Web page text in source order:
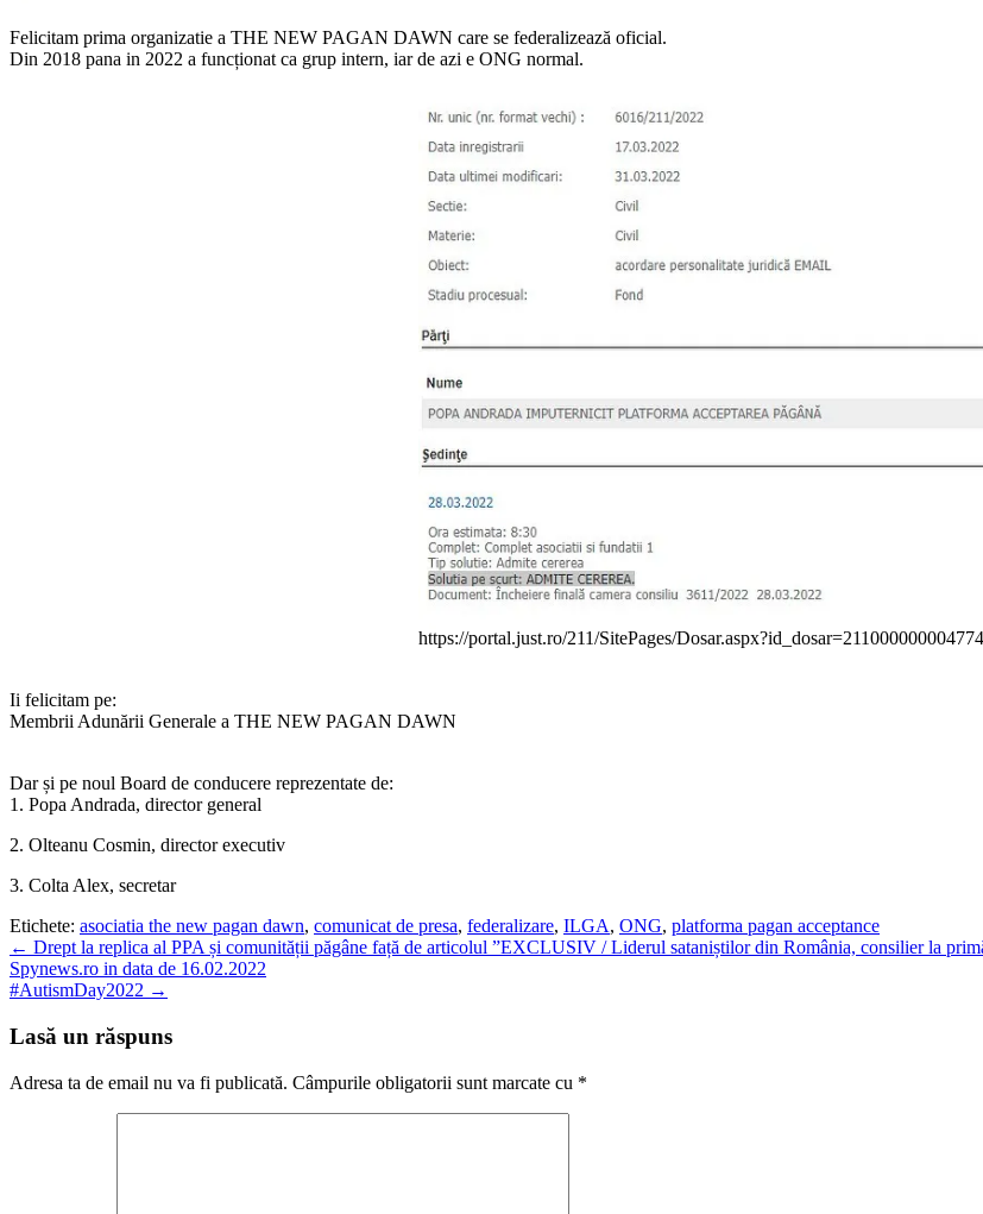
Felicitam prima organizatie a THE NEW PAGAN DAWN care se federalizează oficial.
Din 2018 pana in 2022 a funcționat ca grup intern, iar de azi e ONG normal.
https://portal.just.ro/211/SitePages/
Ii felicitam pe:
Membrii Adunării Generale a THE NEW PAGAN DAWN
Dar și pe noul Board de conducere reprezentate de:
1. Popa Andrada, director general
2. Olteanu Cosmin, director executiv
3. Colta Alex, secretar
Etichete: asociatia the new pagan dawn, comunicat de presa, federalizare, ILGA, ONG, platforma pagan acceptance
Post
navigation
← Drept la replica al PPA și comunității păgâne față de articolul ”EXCLUSIV / Liderul sataniștilor din România, consilier la
Spynews.ro in data de 16.02.2022
#AutismDay2022 →
Lasă un răspuns
Adresa ta de email nu va fi publicată. Câmpurile obligatorii sunt marcate cu *